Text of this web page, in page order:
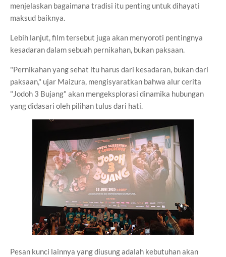
menjelaskan bagaimana tradisi itu penting untuk dihayati
maksud baiknya.
Lebih lanjut, film tersebut juga akan menyoroti pentingnya
kesadaran dalam sebuah pernikahan, bukan paksaan.
"Pernikahan yang sehat itu harus dari kesadaran, bukan dari
paksaan," ujar Maizura, mengisyaratkan bahwa alur cerita
"Jodoh 3 Bujang" akan mengeksplorasi dinamika hubungan
yang didasari oleh pilihan tulus dari hati.
Pesan kunci lainnya yang diusung adalah kebutuhan akan